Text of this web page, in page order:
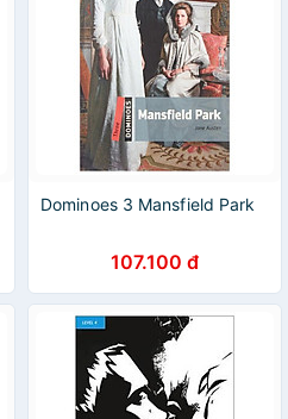
Dominoes 3 Mansfield Park
107.100 đ